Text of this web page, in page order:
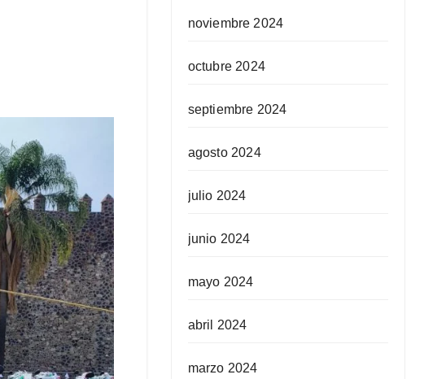
noviembre 2024
octubre 2024
septiembre 2024
agosto 2024
julio 2024
junio 2024
mayo 2024
abril 2024
marzo 2024